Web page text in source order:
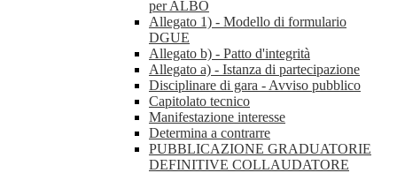
per ALBO
Allegato 1) - Modello di formulario
DGUE
Allegato b) - Patto d'integrità
Allegato a) - Istanza di partecipazione
Disciplinare di gara - Avviso pubblico
Capitolato tecnico
Manifestazione interesse
Determina a contrarre
PUBBLICAZIONE GRADUATORIE
DEFINITIVE COLLAUDATORE